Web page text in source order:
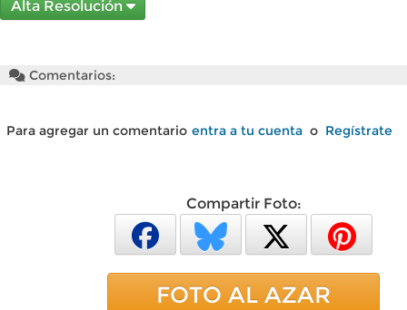
Alta Resolución
Comentarios:
Para agregar un comentario entra a tu cuenta o Regístrate
Compartir Foto:
FOTO AL AZAR